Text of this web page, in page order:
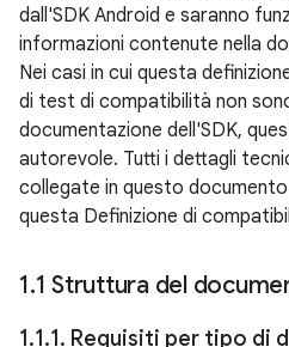
dall'SDK Android e saranno
informazioni contenute nella
Nei casi in cui questa
di test di compatibilità non
documentazione dell'SDK,
autorevole. Tutti i dettagli
collegate in questo
questa Definizione di
1.1 Struttura del
1.1.1. Requisiti per tipo di